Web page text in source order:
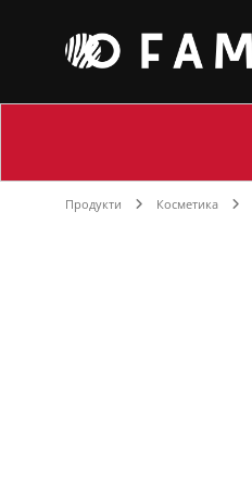
Продукти Косметика